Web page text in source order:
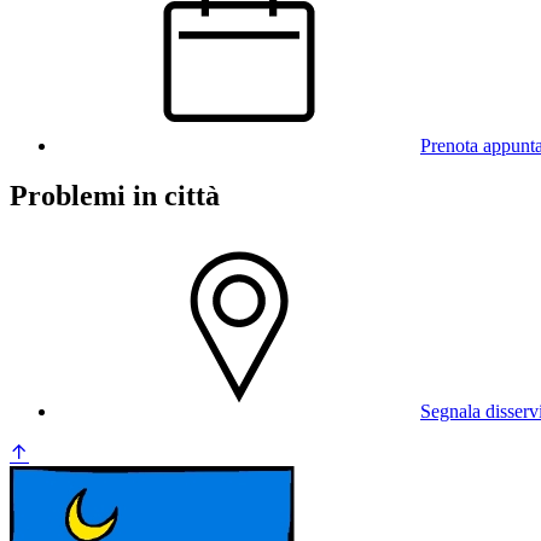
Prenota
Problemi in città
Segnala